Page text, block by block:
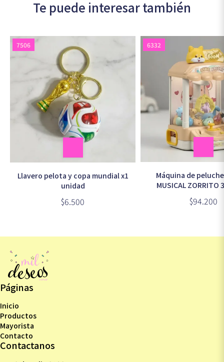
Te puede interesar también
7506
Llavero pelota y copa mundial x1
unidad
$6.500
6332
Máquina de
MUSICAL ZORRITO
$94.200
Páginas
Inicio
Productos
Mayorista
Contacto
Contactanos